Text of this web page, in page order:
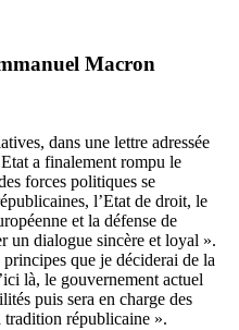
Macron
dans une lettre adressée
a finalement rompu le
forces politiques se
l’Etat de droit, le
et la défense de
un dialogue sincère et loyal ».
que je déciderai de la
là, le gouvernement actuel
puis sera en charge des
tradition républicaine ».